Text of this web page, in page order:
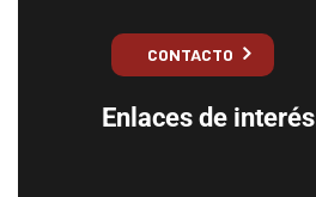
CONTACTO
Enlaces de interés